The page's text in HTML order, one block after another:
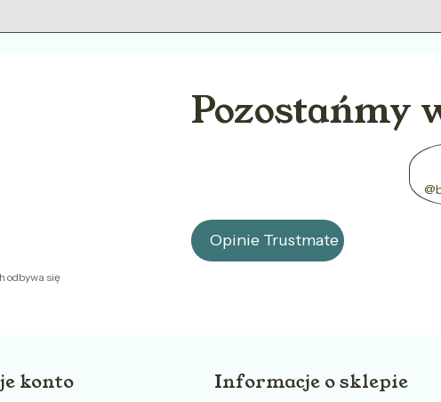
odbywa się
Pozostańmy
Opinie Trustmate
konto Informacje o sklepie